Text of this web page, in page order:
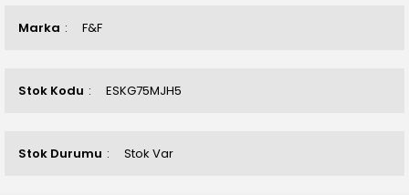
Marka F&F
Stok Kodu ESKG75MJH5
Stok Durumu Stok Var